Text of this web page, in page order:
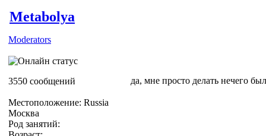
Metabolya
Moderators
3550 сообщений
Местоположение: Russia
Москва
Род занятий:
да, мне просто делать нечего